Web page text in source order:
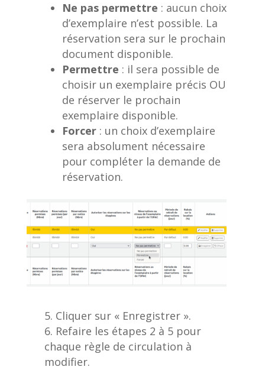
Ne pas permettre : aucun choix
d’exemplaire n’est possible. La
réservation sera sur le prochain
document disponible.
Permettre : il sera possible de
choisir un exemplaire précis OU
de réserver le prochain
exemplaire disponible.
Forcer: un choix d’exemplaire
sera absolument nécessaire
pour compléter la demande de
réservation.
Cliquer sur « Enregistrer ».
Refaire les étapes 2 à 5 pour
chaque règle de circulation à
modifier.